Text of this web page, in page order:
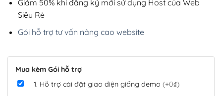
Giảm 50% khi đăng ký mới sử dụng Host của Web
Siêu Rẻ
Gói hỗ trợ tư vấn nâng cao website
Mua kèm Gói hỗ trợ
1. Hỗ trợ cài đặt giao diện giống demo (+0₫)